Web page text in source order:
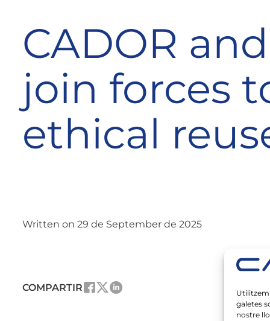
Utilitzem
galetes
nostre
CADOR
join forces
ethical
Written on 29 de September de 2025
COMPARTIR